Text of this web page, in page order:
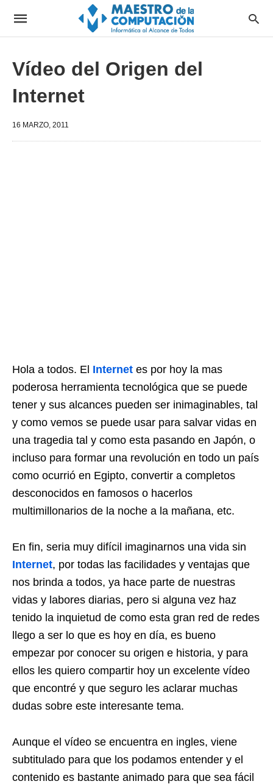
Vídeo del Origen del
Internet
16 MARZO, 2011
Hola a todos. El Internet es por hoy la mas
poderosa herramienta tecnológica que se puede
tener y sus alcances pueden ser inimaginables, tal
y como vemos se puede usar para salvar vidas en
una tragedia tal y como esta pasando en Japón, o
incluso para formar una revolución en todo un país
como ocurrió en Egipto, convertir a completos
desconocidos en famosos o hacerlos
multimillonarios de la noche a la mañana, etc.
En fin, seria muy difícil imaginarnos una vida sin
Internet, por todas las facilidades y ventajas que
nos brinda a todos, ya hace parte de nuestras
vidas y labores diarias, pero si alguna vez haz
tenido la inquietud de como esta gran red de redes
llego a ser lo que es hoy en día, es bueno
empezar por conocer su origen e historia, y para
ellos les quiero compartir hoy un excelente vídeo
que encontré y que seguro les aclarar muchas
dudas sobre este interesante tema.
Aunque el vídeo se encuentra en ingles, viene
subtitulado para que los podamos entender y el
contenido es bastante animado para que sea fácil